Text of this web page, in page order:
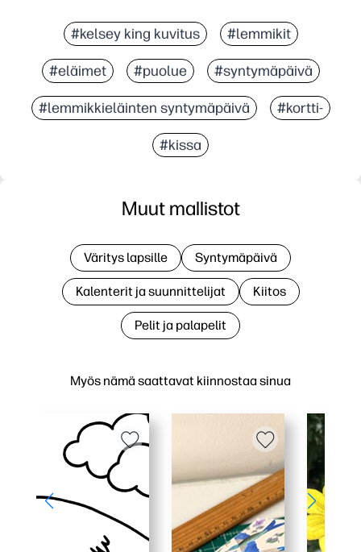
#kelsey king kuvitus #lemmikit
#eläimet #puolue #syntymäpäivä
#lemmikkieläinten syntymäpäivä #kortti-
#kissa
Myös nämä saattavat kiinnostaa sinua
Muut mallistot
Väritys lapsille Syntymäpäivä
Kalenterit ja suunnittelijat Kiitos
Pelit ja palapelit